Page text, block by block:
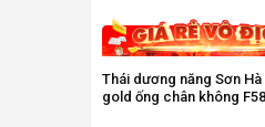
Thái dương năng Sơn Hà
gold ống chân không F58